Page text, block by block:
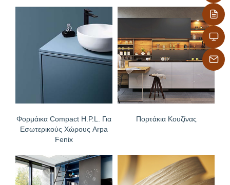
Φορμάικα Compact H.P.L. Για
Εσωτερικούς Χώρους Arpa
Fenix
Πορτάκια Κουζίνας